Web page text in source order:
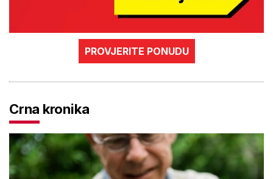
PROVJERITE PONUDU
Crna kronika